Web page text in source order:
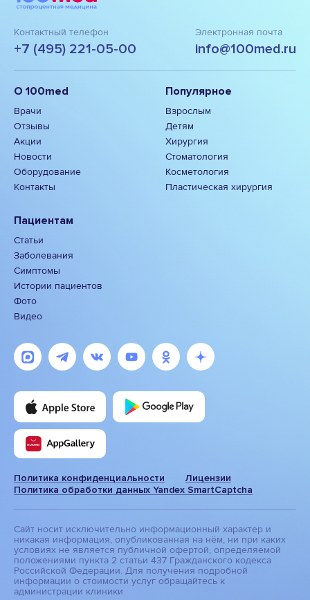
Контактный телефон
+7 (495) 221-05-00
Электронная почта
info@100med.ru
О 100med
Врачи
Отзывы
Акции
Новости
Оборудование
Контакты
Популярное
Взрослым
Детям
Хирургия
Стоматология
Косметология
Пластическая хирургия
Пациентам
Статьи
Заболевания
Симптомы
Истории пациентов
Фото
Видео
Политика конфиденциальности
Лицензии
Политика обработки данных Yandex SmartCaptcha
Сайт носит исключительно информационный характер и
никакая информация, опубликованная на нём, ни при каких
условиях не является публичной офертой, определяемой
положениями пункта 2 статьи 437 Гражданского кодекса
Российской Федерации. Для получения подробной
информации о стоимости услуг обращайтесь к
администрации клиники